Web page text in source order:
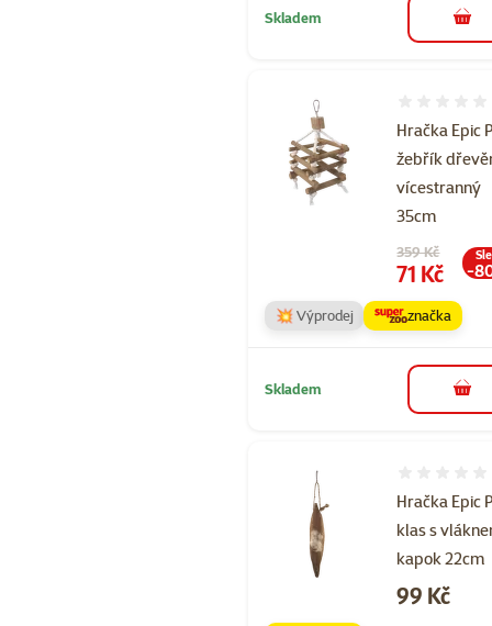
Skladem do
Hračka Epic
žebřík
vícestranný
35cm
Původní cena
359 Kč
Cena
71 Kč -
💥 Výprodej značka
Skladem do
Hračka Epic
klas s
kapok 22cm
Cena
99 Kč